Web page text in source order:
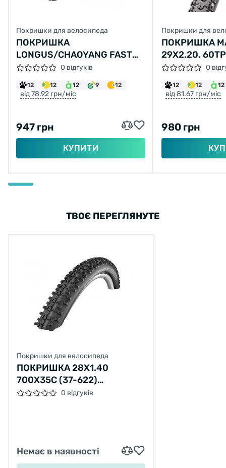
Покришки для велосипеда
ПОКРИШКА
LONGUS/CHAOYANG FAST
LANE 26X2,10 H-5197 60TPI
2C-MTB SPS TLR СКЛАДНА
0 відгуків
12 12 12 9 12
від 78.92 грн/міс
947 грн
КУПИТИ
Покришки для
ПОКРИШКА
29X2.20.
0
12 12 12
від 81.67 грн/міс
980 грн
ТВОЄ ПЕРЕГЛЯНУТЕ
Покришки для велосипеда
ПОКРИШКА 28X1.40
700X35C (37-622)
SCHWALBE SMART SAM
0 відгуків
Немає в наявності